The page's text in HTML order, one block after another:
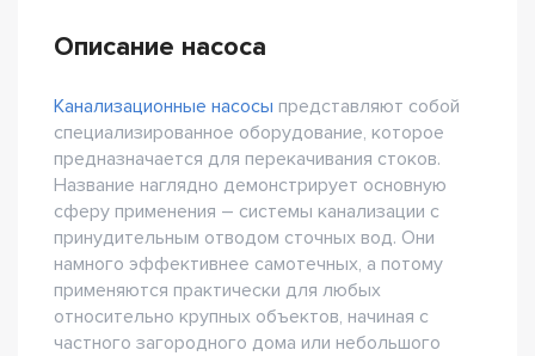
Описание насоса
Канализационные насосы представляют собой
специализированное оборудование, которое
предназначается для перекачивания стоков.
Название наглядно демонстрирует основную
сферу применения – системы канализации с
принудительным отводом сточных вод. Они
намного эффективнее самотечных, а потому
применяются практически для любых
относительно крупных объектов, начиная с
частного загородного дома или небольшого